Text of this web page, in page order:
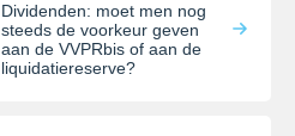
Dividenden: moet men nog
steeds de voorkeur geven
aan de VVPRbis of aan de
liquidatiereserve?